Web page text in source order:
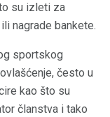
su izleti za
nagrade bankete.
sportskog
često u
kao što su
članstva i tako